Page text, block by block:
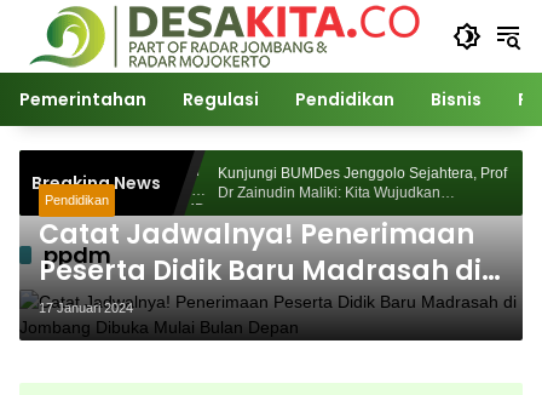
Langsung
konten
Pemerintahan Regulasi Pendidikan Bisnis
Breaking News
Akademik
Kunjungi BUMDes Jenggolo Sejahtera, Prof
Dr Zainudin Maliki: Kita Wujudkan
Kemandirian Ekonomi dengan Potensi Desa
ppdm
Pendidikan
Catat Jadwalnya! Penerimaan
Peserta Didik Baru Madrasah di
Jombang Dibuka Mulai Bulan
Depan
17 Januari 2024